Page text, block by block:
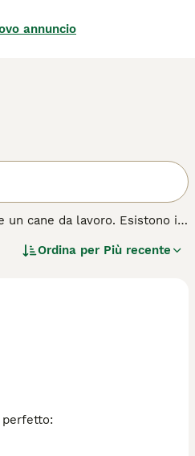
annuncio
un cane da lavoro. Esistono in
stata molto apprezzata
Ordina per Più recente